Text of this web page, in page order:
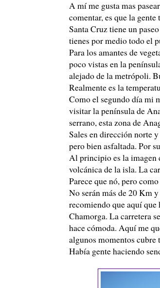
A mí me gusta mas
comentar, es que la
Santa Cruz tiene un
tienes por medio todo el
Para los amantes de
poco vistas en la
alejado de la metrópoli.
Realmente es la
Como el segundo día mi
visitar la península de
serrano, esta zona de
Sales en dirección norte
pero bien asfaltada. Por
Al principio es la imagen
volcánica de la isla. La
Parece que nó, pero
No serán más de 20 Km
recomiendo que aquí
Chamorga. La carretera
hace cómoda. Aquí me
algunos momentos cubre
Había gente haciendo